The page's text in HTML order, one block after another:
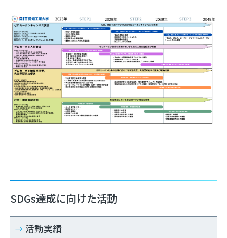
SDGs達成に向けた活動
活動実績